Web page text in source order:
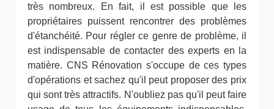
très nombreux. En fait, il est possible que les
propriétaires puissent rencontrer des problèmes
d'étanchéité. Pour régler ce genre de problème, il
est indispensable de contacter des experts en la
matière. CNS Rénovation s'occupe de ces types
d'opérations et sachez qu'il peut proposer des prix
qui sont très attractifs. N'oubliez pas qu'il peut faire